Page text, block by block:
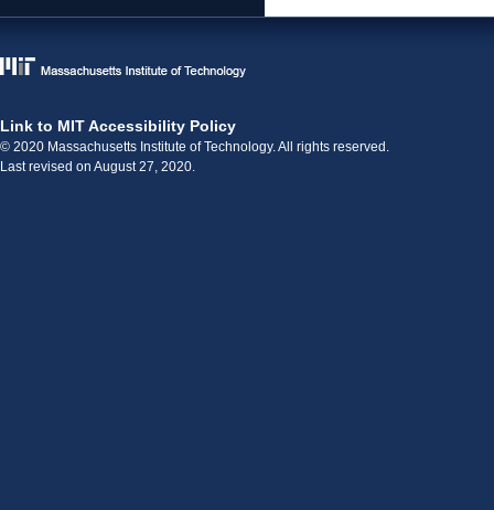
Link to MIT Accessibility Policy
© 2020 Massachusetts Institute of Technology. All rights reserved.
Last revised on August 27, 2020.